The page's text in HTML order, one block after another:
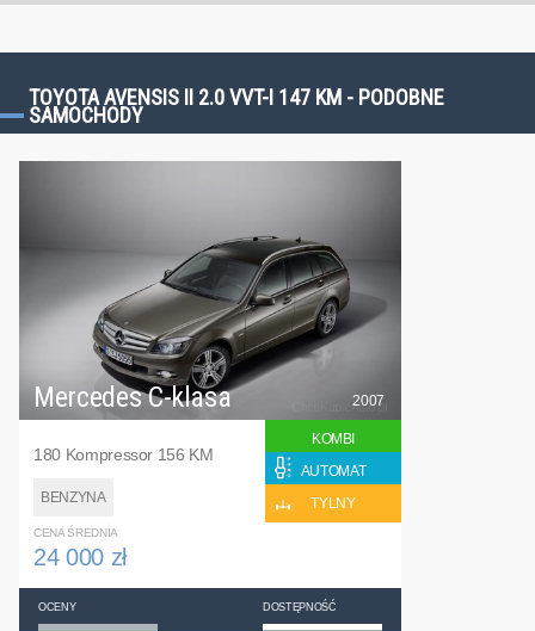
TOYOTA AVENSIS II 2.0 VVT-I 147 KM - PODOBNE
SAMOCHODY
Mercedes C-klasa
180 Kompressor 156 KM
BENZYNA
2007
KOMBI
AUTOMAT
TYLNY
CENA ŚREDNIA
24 000 zł
OCENY DOSTĘPNOŚĆ